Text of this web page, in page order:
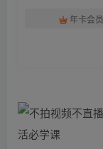
年卡会员